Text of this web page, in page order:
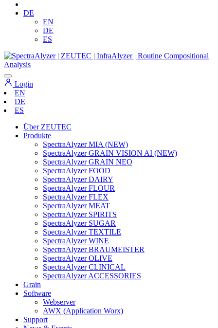
DE
EN
DE
ES
Login
EN
DE
ES
Über ZEUTEC
Produkte
SpectraAlyzer MIA (NEW)
SpectraAlyzer GRAIN VISION AI (NEW)
SpectraAlyzer GRAIN NEO
SpectraAlyzer FOOD
SpectraAlyzer DAIRY
SpectraAlyzer FLOUR
SpectraAlyzer FLEX
SpectraAlyzer MEAT
SpectraAlyzer SPIRITS
SpectraAlyzer SUGAR
SpectraAlyzer TEXTILE
SpectraAlyzer WINE
SpectraAlyzer BRAUMEISTER
SpectraAlyzer OLIVE
SpectraAlyzer CLINICAL
SpectraAlyzer ACCESSORIES
Grain
Software
Webserver
AWX (Application Worx)
Support